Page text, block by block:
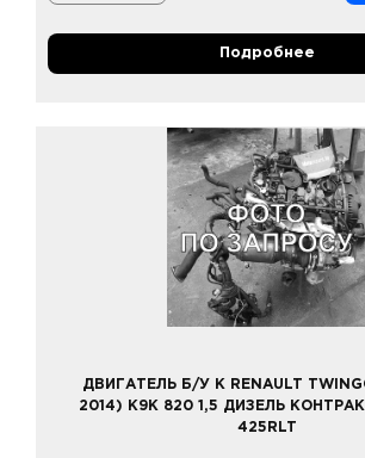
Подробнее
ДВИГАТЕЛЬ Б/У К RENAULT
2014) K9K 820 1,5 ДИЗЕЛЬ
425RLT